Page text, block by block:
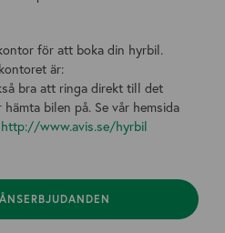
för att boka din hyrbil.
är:
bra att ringa direkt till det
bilen på. Se vår hemsida
http://www.avis.se/hyrbil